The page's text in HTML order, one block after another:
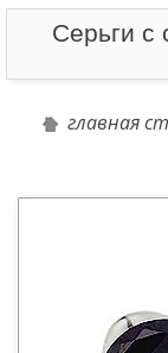
Серьги с
главная